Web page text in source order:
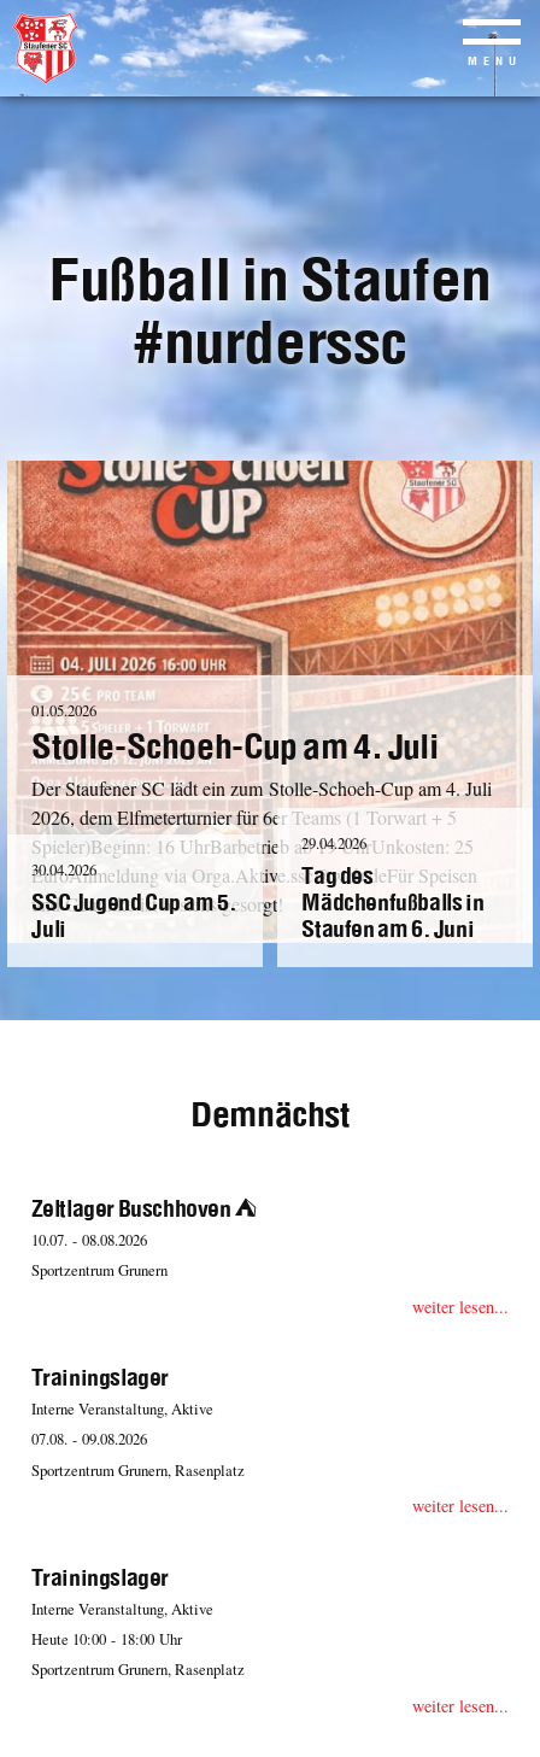
Skip
content
MENU
Fußball in Staufen
#nurderssc
01.05.2026
Stolle-Schoeh-Cup am 4. Juli
Der Staufener SC lädt ein zum Stolle-Schoeh-Cup am 4. Juli
2026, dem Elfmeterturnier für 6er Teams (1 Torwart + 5
Spieler)Beginn: 16 UhrBarbetrieb ab 19 UhrUnkosten: 25
EuroAnmeldung via Orga.Aktive.ssc@web.deFür Speisen
und Getränke ist bestens gesorgt!
30.04.2026
SSC Jugend Cup am 5.
Juli
29.04.2026
Tag des
Mädchenfußballs in
Staufen am 6. Juni
Demnächst
Zeltlager Buschhoven ⛺️
10.07. - 08.08.2026
Sportzentrum Grunern
weiter lesen...
Trainingslager
Interne Veranstaltung, Aktive
07.08. - 09.08.2026
Sportzentrum Grunern, Rasenplatz
weiter lesen...
Trainingslager
Interne Veranstaltung, Aktive
Heute 10:00 - 18:00 Uhr
Sportzentrum Grunern, Rasenplatz
weiter lesen...